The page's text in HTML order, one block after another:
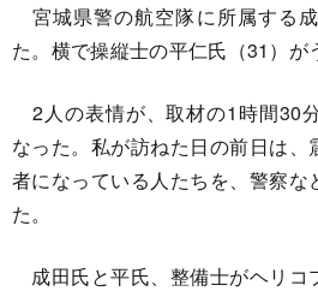
宮城県警の航空隊に所属する
た。横で操縦士の平仁氏（31）が
2人の表情が、取材の1時間30
なった。私が訪ねた日の前日は、
者になっている人たちを、警察な
た。
成田氏と平氏、整備士がヘリコ